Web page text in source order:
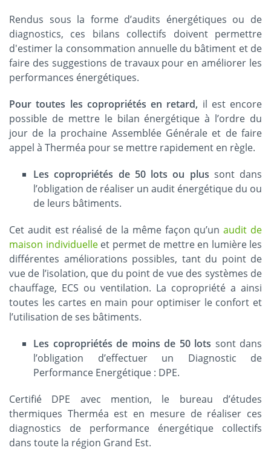
Rendus sous la forme d’audits énergétiques ou de
diagnostics, ces bilans collectifs doivent permettre
d'estimer la consommation annuelle du bâtiment et de
faire des suggestions de travaux pour en améliorer les
performances énergétiques.
Pour toutes les copropriétés en retard, il est encore
possible de mettre le bilan énergétique à l’ordre du
jour de la prochaine Assemblée Générale et de faire
appel à Therméa pour se mettre rapidement en règle.
Les copropriétés de 50 lots ou plus sont dans
l’obligation de réaliser un audit énergétique du ou
de leurs bâtiments.
Cet audit est réalisé de la même façon qu’unaudit de
maison individuelleet permet de mettre en lumière les
différentes améliorations possibles, tant du point de
vue de l’isolation, que du point de vue des systèmes de
chauffage, ECS ou ventilation. La copropriété a ainsi
toutes les cartes en main pour optimiser le confort et
l’utilisation de ses bâtiments.
Les copropriétés de moins de 50 lots sont dans
l’obligation d’effectuer un Diagnostic de
Performance Energétique : DPE.
Certifié DPE avec mention, le bureau d’études
thermiques Therméa est en mesure de réaliser ces
diagnostics de performance énergétique collectifs
dans toute la région Grand Est.